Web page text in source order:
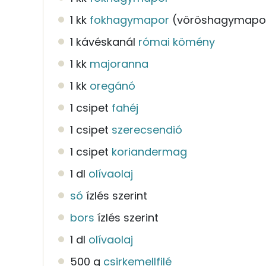
1 kk fokhagymapor
1 kávéskanál római kömény
1 kk majoranna
1 kk oregánó
1 csipet fahéj
1 csipet szerecsendió
1 csipet koriandermag
1 dl olívaolaj
só ízlés szerint
bors ízlés szerint
1 dl olívaolaj
500 g csirkemellfilé